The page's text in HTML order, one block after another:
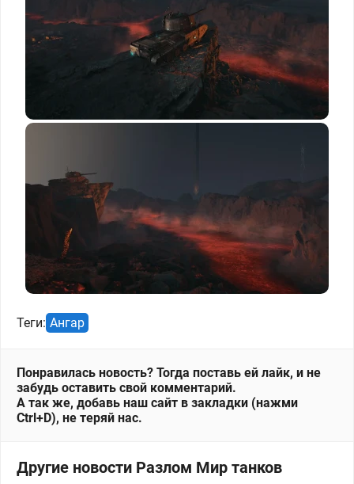
Теги: Ангар
Понравилась новость? Тогда поставь ей лайк, и не
забудь оставить свой комментарий.
А так же, добавь наш сайт в закладки (нажми
Ctrl+D), не теряй нас.
Другие новости Разлом Мир танков